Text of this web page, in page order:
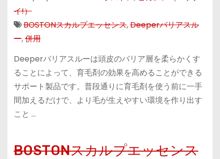
イ!）
BOSTONスカルプエッセンス,Deeperバリアスル
ー,併用
Deeperバリアスルーは頭皮のバリア層を柔らかくす
ることによって、育毛剤の効果を高めることができる
サポート製品です。普段通りに育毛剤を使う前に一手
間加えるだけで、より毛が生えやすい環境を作り出す
こと …
BOSTONスカルプエッセンス